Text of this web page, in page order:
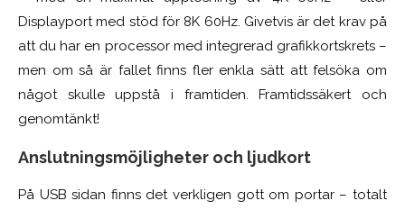
Displayport med stöd för 8K 60Hz. Givetvis är det krav på
att du har en processor med integrerad grafikkortskrets –
men om så är fallet finns fler enkla sätt att felsöka om
något skulle uppstå i framtiden. Framtidssäkert och
genomtänkt!
Anslutningsmöjligheter och ljudkort
På USB sidan finns det verkligen gott om portar – totalt